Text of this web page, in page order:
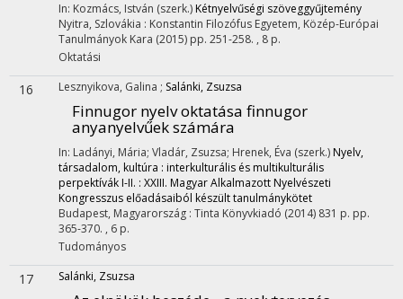
In: Kozmács, István (szerk.) Kétnyelvűségi szöveggyűjtemény
Nyitra, Szlovákia : Konstantin Filozófus Egyetem, Közép-Európai
Tanulmányok Kara (2015) pp. 251-258. , 8 p.
Oktatási
16 Lesznyikova, Galina ; Salánki, Zsuzsa
Finnugor nyelv oktatása finnugor
anyanyelvűek számára
In: Ladányi, Mária; Vladár, Zsuzsa; Hrenek, Éva (szerk.) Nyelv,
társadalom, kultúra : interkulturális és multikulturális
perpektívák I-II. : XXIII. Magyar Alkalmazott Nyelvészeti
Kongresszus előadásaiból készült tanulmánykötet
Budapest, Magyarország : Tinta Könyvkiadó (2014) 831 p. pp.
365-370. , 6 p.
Tudományos
17 Salánki, Zsuzsa